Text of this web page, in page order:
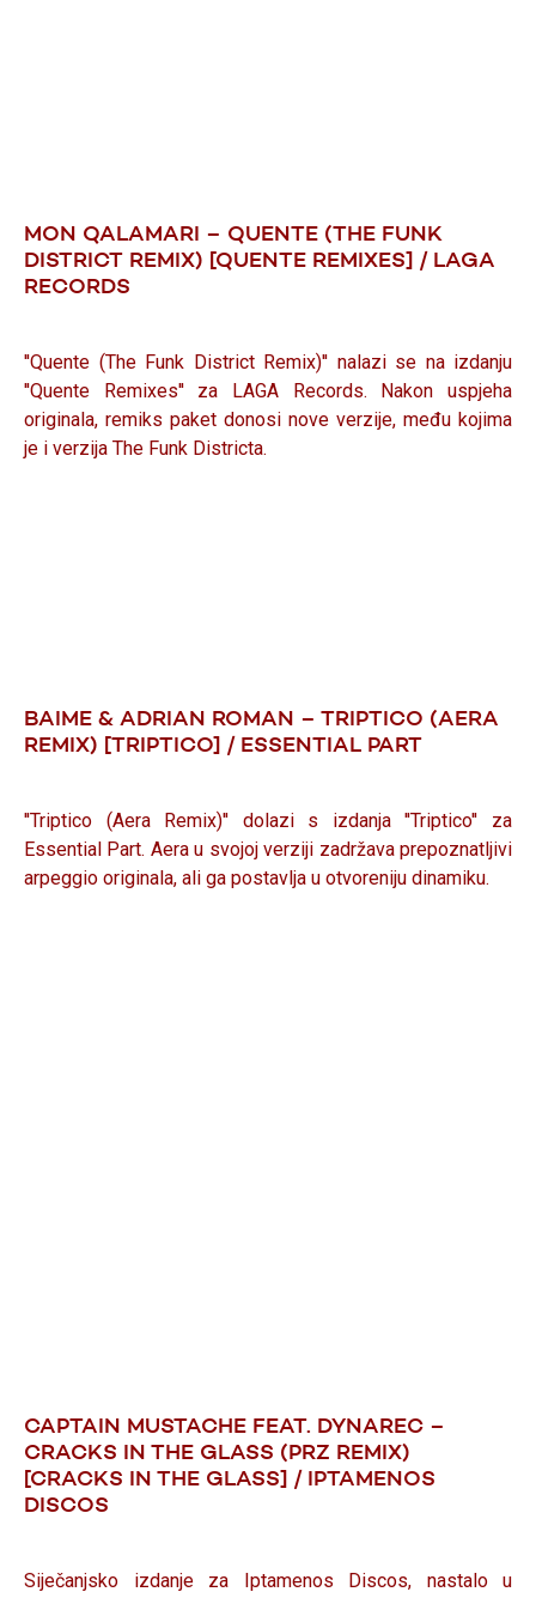
MON QALAMARI – QUENTE (THE FUNK
DISTRICT REMIX) [QUENTE REMIXES] / LAGA
RECORDS
''Quente (The Funk District Remix)'' nalazi se na izdanju
''Quente Remixes'' za LAGA Records. Nakon uspjeha
originala, remiks paket donosi nove verzije, među kojima
je i verzija The Funk Districta.
BAIME & ADRIAN ROMAN – TRIPTICO (AERA
REMIX) [TRIPTICO] / ESSENTIAL PART
''Triptico (Aera Remix)'' dolazi s izdanja ''Triptico'' za
Essential Part. Aera u svojoj verziji zadržava prepoznatljivi
arpeggio originala, ali ga postavlja u otvoreniju dinamiku.
CAPTAIN MUSTACHE FEAT. DYNAREC –
CRACKS IN THE GLASS (PRZ REMIX)
[CRACKS IN THE GLASS] / IPTAMENOS
DISCOS
Siječanjsko izdanje za Iptamenos Discos, nastalo u